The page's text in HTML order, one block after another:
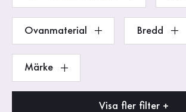
Ovanmaterial Bredd
Märke
Visa fler filter +